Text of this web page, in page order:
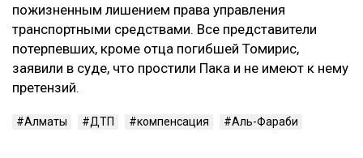
пожизненным лишением права управления
транспортными средствами. Все представители
потерпевших, кроме отца погибшей Томирис,
заявили в суде, что простили Пака и не имеют к нему
претензий.
Алматы ДТП компенсация Аль-Фараби